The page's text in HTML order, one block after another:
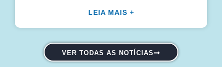
LEIA MAIS +
VER TODAS AS NOTÍCIAS